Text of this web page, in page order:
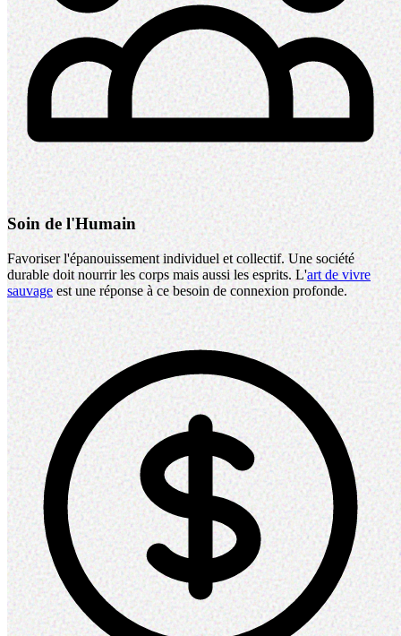
Soin de l'Humain
Favoriser l'épanouissement individuel et collectif. Une société
durable doit nourrir les corps mais aussi les esprits. L'art de vivre
sauvageest une réponse à ce besoin de connexion profonde.